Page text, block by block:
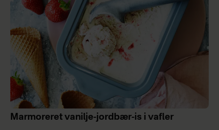
Marmoreret vanilje-jordbær-is i vafler